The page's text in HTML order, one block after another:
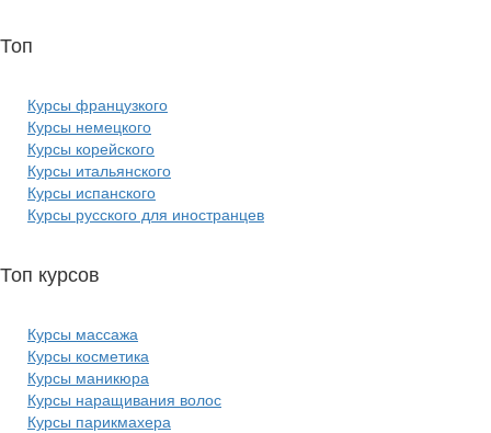
Топ
Курсы французкого
Курсы немецкого
Курсы корейского
Курсы итальянского
Курсы испанского
Курсы русского для иностранцев
Топ курсов
Курсы массажа
Курсы косметика
Курсы маникюра
Курсы наращивания волос
Курсы парикмахера